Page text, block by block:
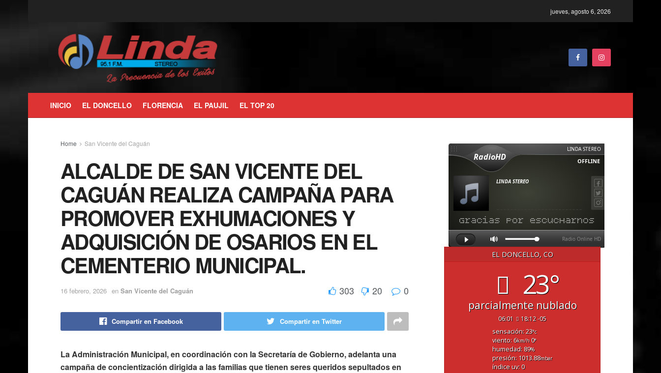
jueves, agosto 6, 2026
INICIO EL DONCELLO FLORENCIA EL PAUJIL EL TOP 20
Home San Vicente del Caguán
ALCALDE DE SAN VICENTE DEL
CAGUÁN REALIZA CAMPAÑA PARA
PROMOVER EXHUMACIONES Y
ADQUISICIÓN DE OSARIOS EN EL
CEMENTERIO MUNICIPAL.
16 febrero, 2026 en San Vicente del Caguán 303 20 0
Compartir en Facebook Compartir en Twitter
La Administración Municipal, en coordinación con la Secretaría de Gobierno, adelanta una
campaña de concientización dirigida a las familias que tienen seres queridos sepultados en
EL DONCELLO, CO
23°
parcialmente nublado
06:01 18:12 -05
sensación: 23°c
viento: 6km/h 0°
humedad: 89%
presión: 1013.88mbar
índice uv: 0